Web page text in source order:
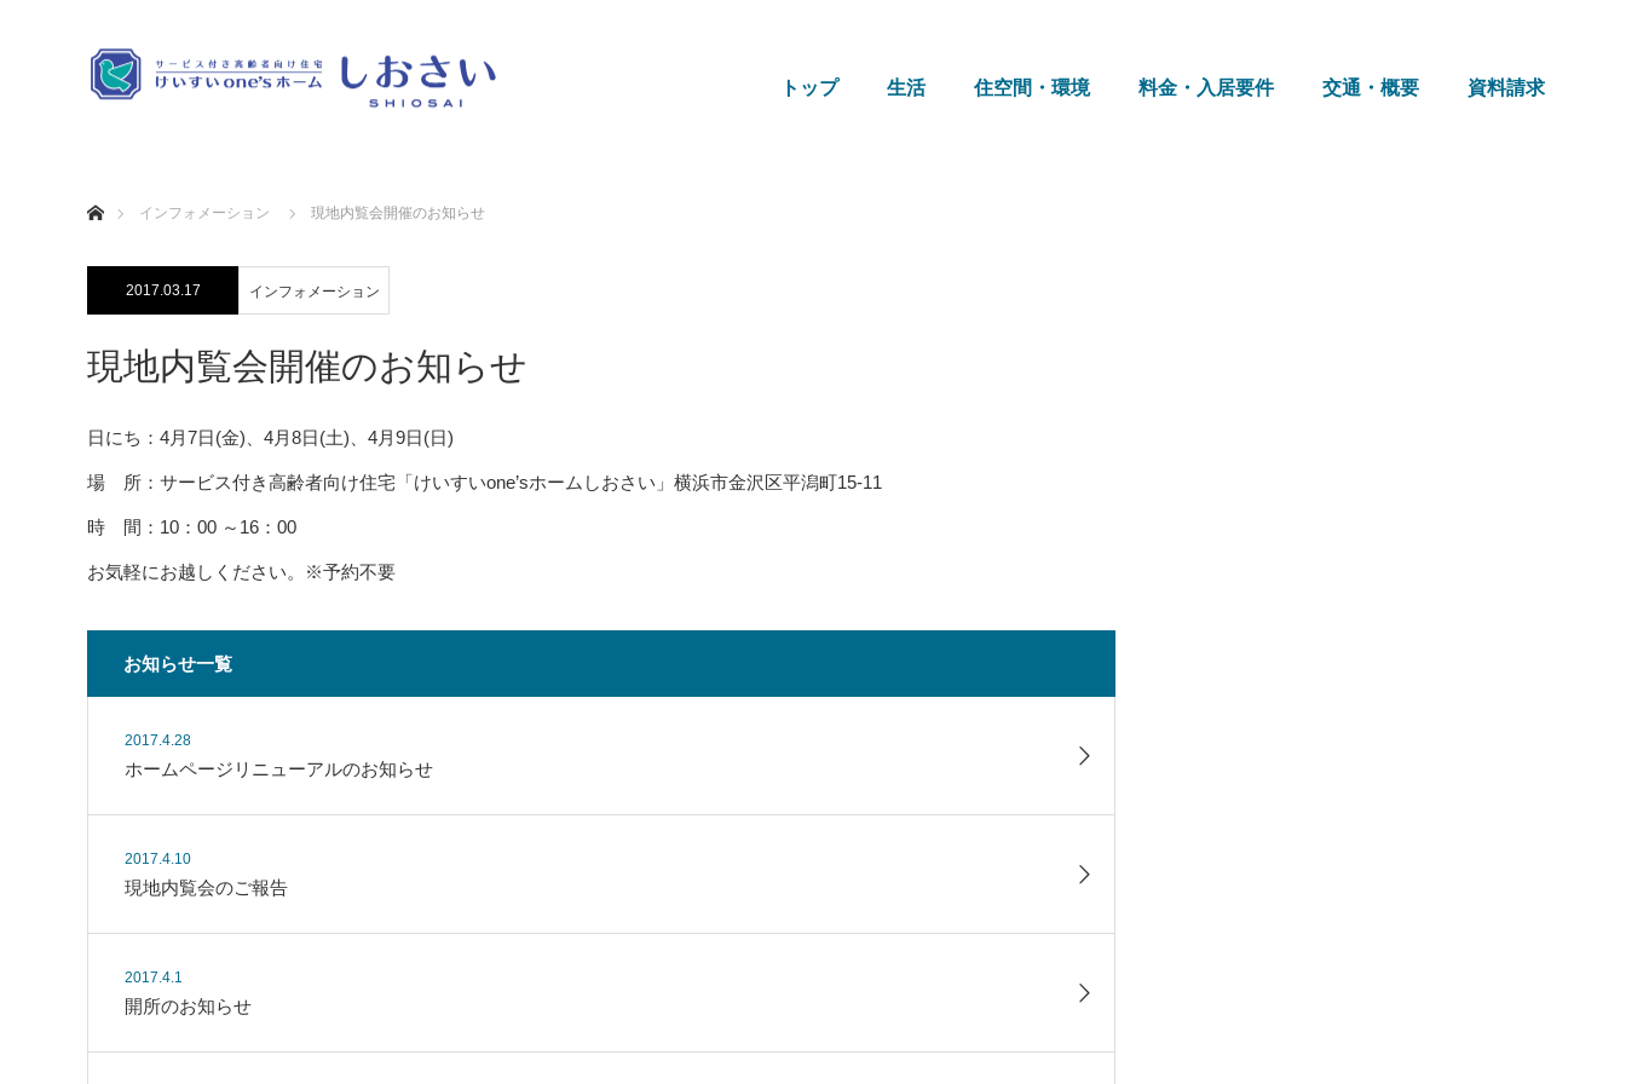
トップ 生活 住空間・環境 料金・入居要件 交通・概要 資料請求
インフォメーション
現地内覧会開催のお知らせ
2017.03.17 インフォメーション
現地内覧会開催のお知らせ
日にち：4月7日(金)、4月8日(土)、4月9日(日)
場 所：サービス付き高齢者向け住宅「けいすいone’sホームしおさい」横浜市金沢区平潟町15-11
時 間：10：00 ～16：00
お気軽にお越しください。※予約不要
お知らせ一覧
2017.4.28
ホームページリニューアルのお知らせ
2017.4.10
現地内覧会のご報告
2017.4.1
開所のお知らせ